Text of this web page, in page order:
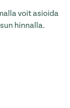
voit asioida
hinnalla.